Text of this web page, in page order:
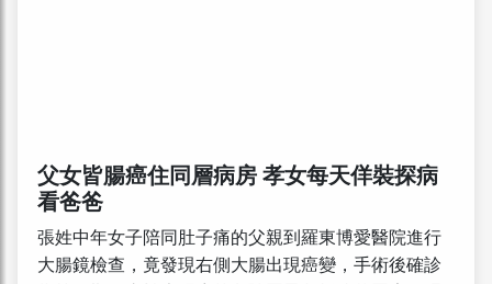
父女皆腸癌住同層病房 孝女每天佯裝探病
看爸爸
張姓中年女子陪同肚子痛的父親到羅東博愛醫院進行
大腸鏡檢查，竟發現右側大腸出現癌變，手術後確診